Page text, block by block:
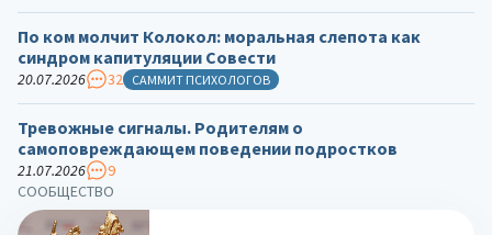
СООБЩЕСТВО
По ком молчит Колокол: моральная слепота как
синдром капитуляции Совести
20.07.2026 32 САММИТ ПСИХОЛОГОВ
Тревожные сигналы. Родителям о
самоповреждающем поведении подростков
21.07.2026 9